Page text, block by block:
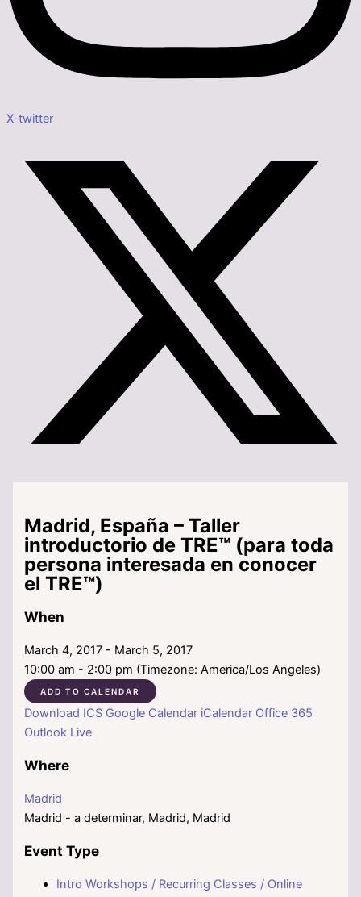
X-twitter
Madrid, España – Taller
introductorio de TRE™ (para toda
persona interesada en conocer
el TRE™)
When
March 4, 2017 - March 5, 2017
10:00 am - 2:00 pm (Timezone: America/Los Angeles)
ADD TO CALENDAR
Download ICS Google Calendar iCalendar Office 365
Outlook Live
Where
Madrid
Madrid - a determinar, Madrid, Madrid
Event Type
Intro Workshops / Recurring Classes / Online